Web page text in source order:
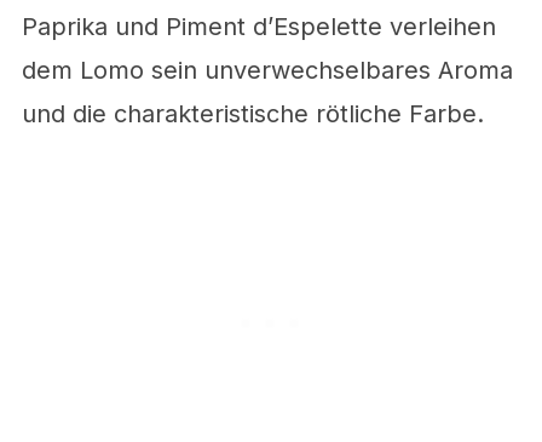
Paprika und Piment d’Espelette verleihen
dem Lomo sein unverwechselbares Aroma
und die charakteristische rötliche Farbe.